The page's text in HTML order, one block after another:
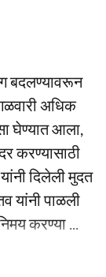
बदलण्यावरून
अधिक
घेण्यात आला,
करण्यासाठी
दिलेली मुदत
यांनी पाळली
करण्या ...